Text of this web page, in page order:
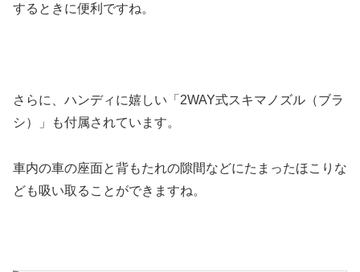
するときに便利ですね。
さらに、ハンディに嬉しい「2WAY式スキマノズル（ブラ
シ）」も付属されています。
車内の車の座面と背もたれの隙間などにたまったほこりな
ども吸い取ることができますね。